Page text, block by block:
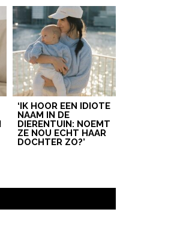
‘IK HOOR EEN IDIOTE
NAAM IN DE
DIERENTUIN: NOEMT
ZE NOU ECHT HAAR
DOCHTER ZO?’